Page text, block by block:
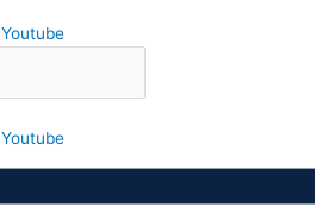
Youtube
Youtube